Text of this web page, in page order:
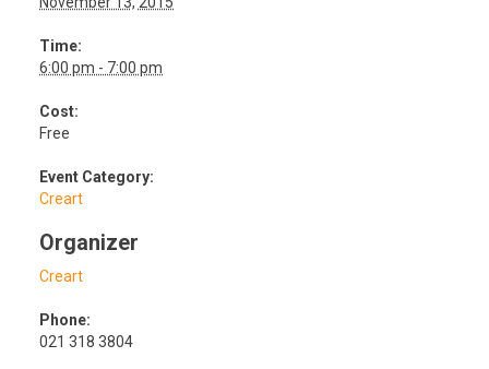
Time:
6:00 pm - 7:00 pm
Cost:
Free
Event Category:
Creart
Organizer
Creart
Phone:
021 318 3804